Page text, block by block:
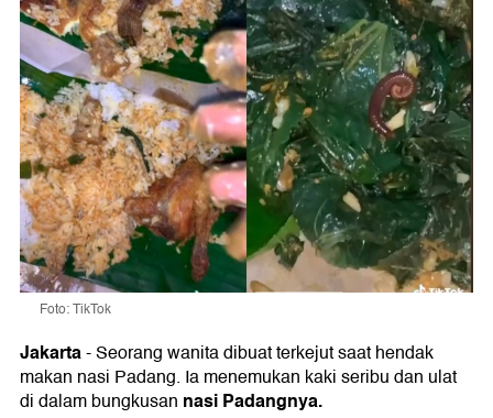
Foto: TikTok
Jakarta-Seorang wanita dibuat terkejut saat hendak
makan nasi Padang. Ia menemukan kaki seribu dan ulat
di dalam bungkusan nasi Padangnya.